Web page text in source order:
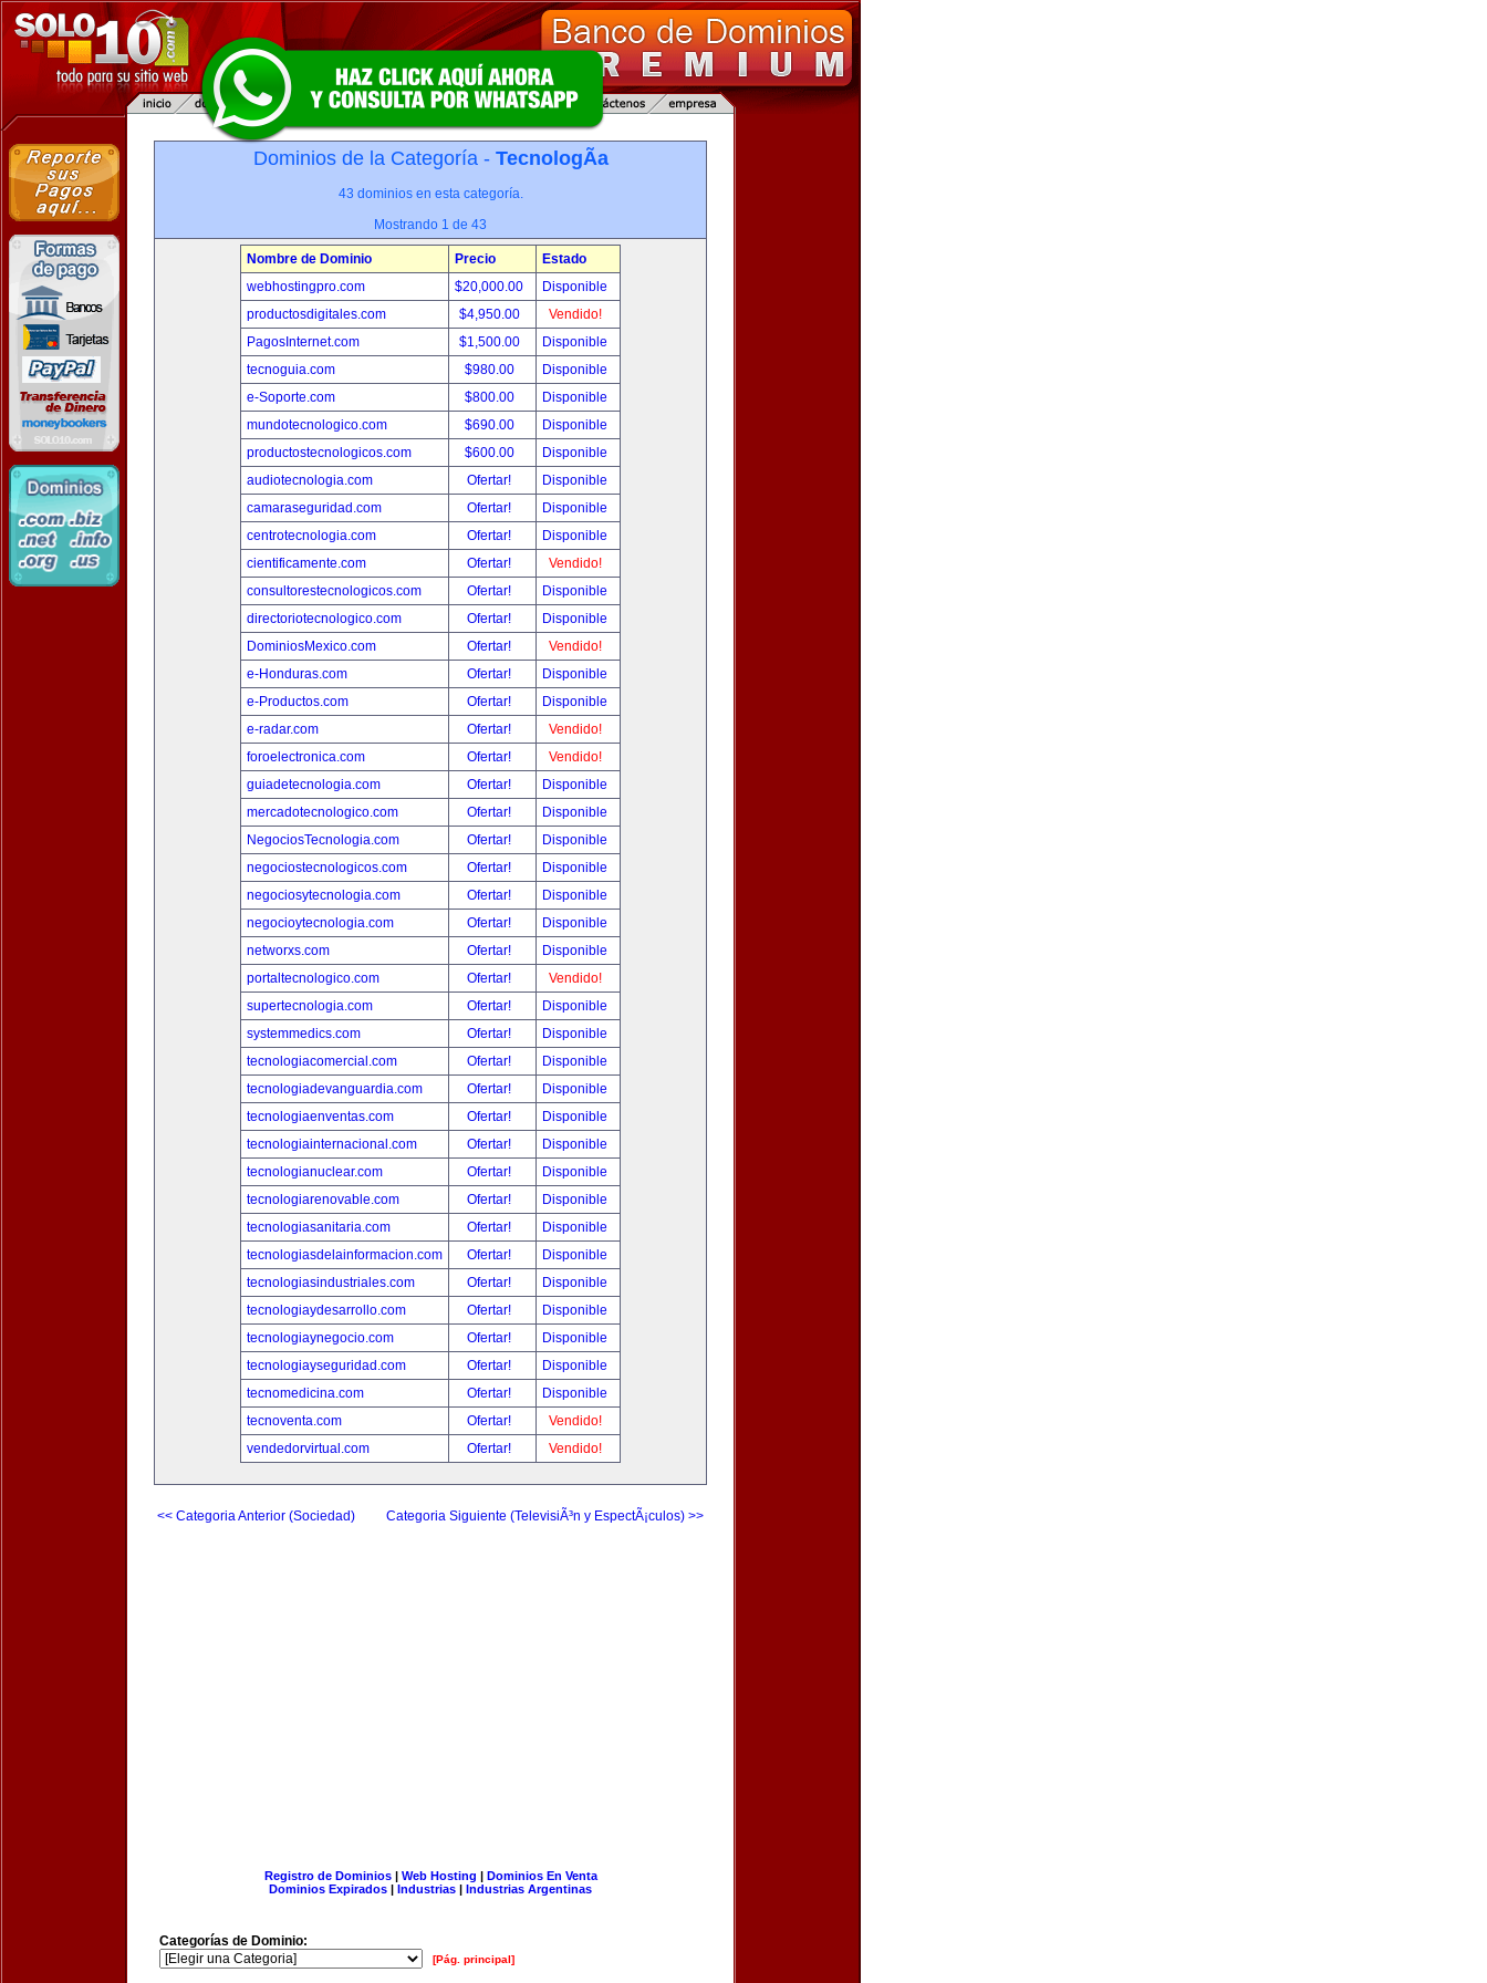
Dominios de la Categoría - TecnologÃ­a
43 dominios en esta categoría.
Mostrando 1 de 43
Nombre de Dominio Precio
Estado
webhostingpro.com
$20,000.00
Disponible
productosdigitales.com
$4,950.00
Vendido!
PagosInternet.com
$1,500.00
Disponible
tecnoguia.com
$980.00
Disponible
e-Soporte.com
$800.00
Disponible
mundotecnologico.com
$690.00
Disponible
productostecnologicos.com
$600.00
Disponible
audiotecnologia.com
Ofertar!
Disponible
camaraseguridad.com
Ofertar!
Disponible
centrotecnologia.com
Ofertar!
Disponible
cientificamente.com
Ofertar!
Vendido!
consultorestecnologicos.com
Ofertar!
Disponible
directoriotecnologico.com
Ofertar!
Disponible
DominiosMexico.com
Ofertar!
Vendido!
e-Honduras.com
Ofertar!
Disponible
e-Productos.com
Ofertar!
Disponible
e-radar.com
Ofertar!
Vendido!
foroelectronica.com
Ofertar!
Vendido!
guiadetecnologia.com
Ofertar!
Disponible
mercadotecnologico.com
Ofertar!
Disponible
NegociosTecnologia.com
Ofertar!
Disponible
negociostecnologicos.com
Ofertar!
Disponible
negociosytecnologia.com
Ofertar!
Disponible
negocioytecnologia.com
Ofertar!
Disponible
networxs.com
Ofertar!
Disponible
portaltecnologico.com
Ofertar!
Vendido!
supertecnologia.com
Ofertar!
Disponible
systemmedics.com
Ofertar!
Disponible
tecnologiacomercial.com
Ofertar!
Disponible
tecnologiadevanguardia.com
Ofertar!
Disponible
tecnologiaenventas.com
Ofertar!
Disponible
tecnologiainternacional.com
Ofertar!
Disponible
tecnologianuclear.com
Ofertar!
Disponible
tecnologiarenovable.com
Ofertar!
Disponible
tecnologiasanitaria.com
Ofertar!
Disponible
tecnologiasdelainformacion.com
Ofertar!
Disponible
tecnologiasindustriales.com
Ofertar!
Disponible
tecnologiaydesarrollo.com
Ofertar!
Disponible
tecnologiaynegocio.com
Ofertar!
Disponible
tecnologiayseguridad.com
Ofertar!
Disponible
tecnomedicina.com
Ofertar!
Disponible
tecnoventa.com
Ofertar!
Vendido!
vendedorvirtual.com
Ofertar! Vendido!
<< Categoria Anterior (Sociedad) Categoria Siguiente (TelevisiÃ³n y EspectÃ¡culos) >>
Registro de Dominios| Web Hosting | Dominios En Venta
Dominios Expirados | Industrias | Industrias Argentinas
Categorías de Dominio:
[Pág. principal]